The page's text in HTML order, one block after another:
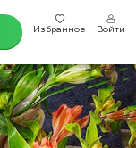
Избранное Войти